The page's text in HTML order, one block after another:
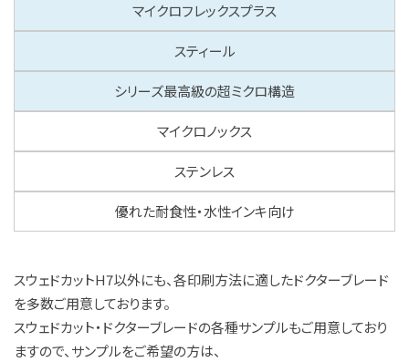
マイクロフレックスプラス
スティール
シリーズ最高級の超ミクロ構造
マイクロノックス
ステンレス
優れた耐食性・水性インキ向け
スウェドカットH7以外にも、各印刷方法に適したドクターブレード
を多数ご用意しております。
スウェドカット・ドクターブレードの各種サンプルもご用意しており
ますので、サンプルをご希望の方は、